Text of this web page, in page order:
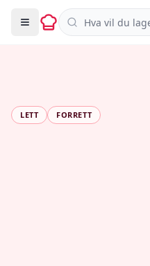
Søk i oppskrifter
LETT FORRETT